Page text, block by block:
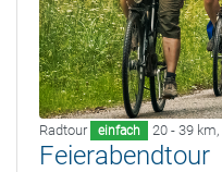
Radtour einfach 20 - 39 km,
Feierabendtour